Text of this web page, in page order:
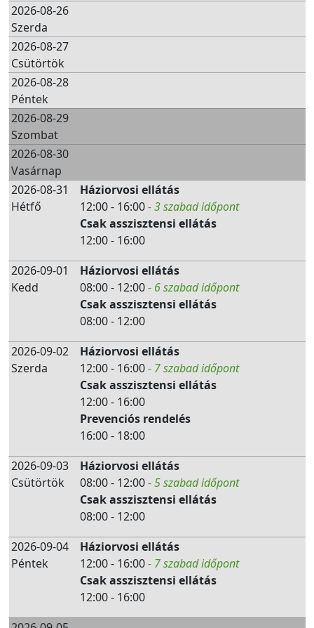
2026-08-26
Szerda
2026-08-27
Csütörtök
2026-08-28
Péntek
2026-08-29
Szombat
2026-08-30
Vasárnap
2026-08-31
Hétfő
Háziorvosi ellátás
12:00 - 16:00- 3 szabad időpont
Csak asszisztensi ellátás
12:00 - 16:00
2026-09-01
Kedd
Háziorvosi ellátás
08:00 - 12:00- 6 szabad időpont
Csak asszisztensi ellátás
08:00 - 12:00
2026-09-02
Szerda
Háziorvosi ellátás
12:00 - 16:00- 7 szabad időpont
Csak asszisztensi ellátás
12:00 - 16:00
Prevenciós rendelés
16:00 - 18:00
2026-09-03
Csütörtök
Háziorvosi ellátás
08:00 - 12:00- 5 szabad időpont
Csak asszisztensi ellátás
08:00 - 12:00
2026-09-04
Péntek
Háziorvosi ellátás
12:00 - 16:00- 7 szabad időpont
Csak asszisztensi ellátás
12:00 - 16:00